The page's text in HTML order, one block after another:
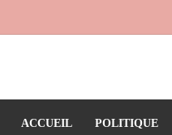
ACCUEIL POLITIQUE